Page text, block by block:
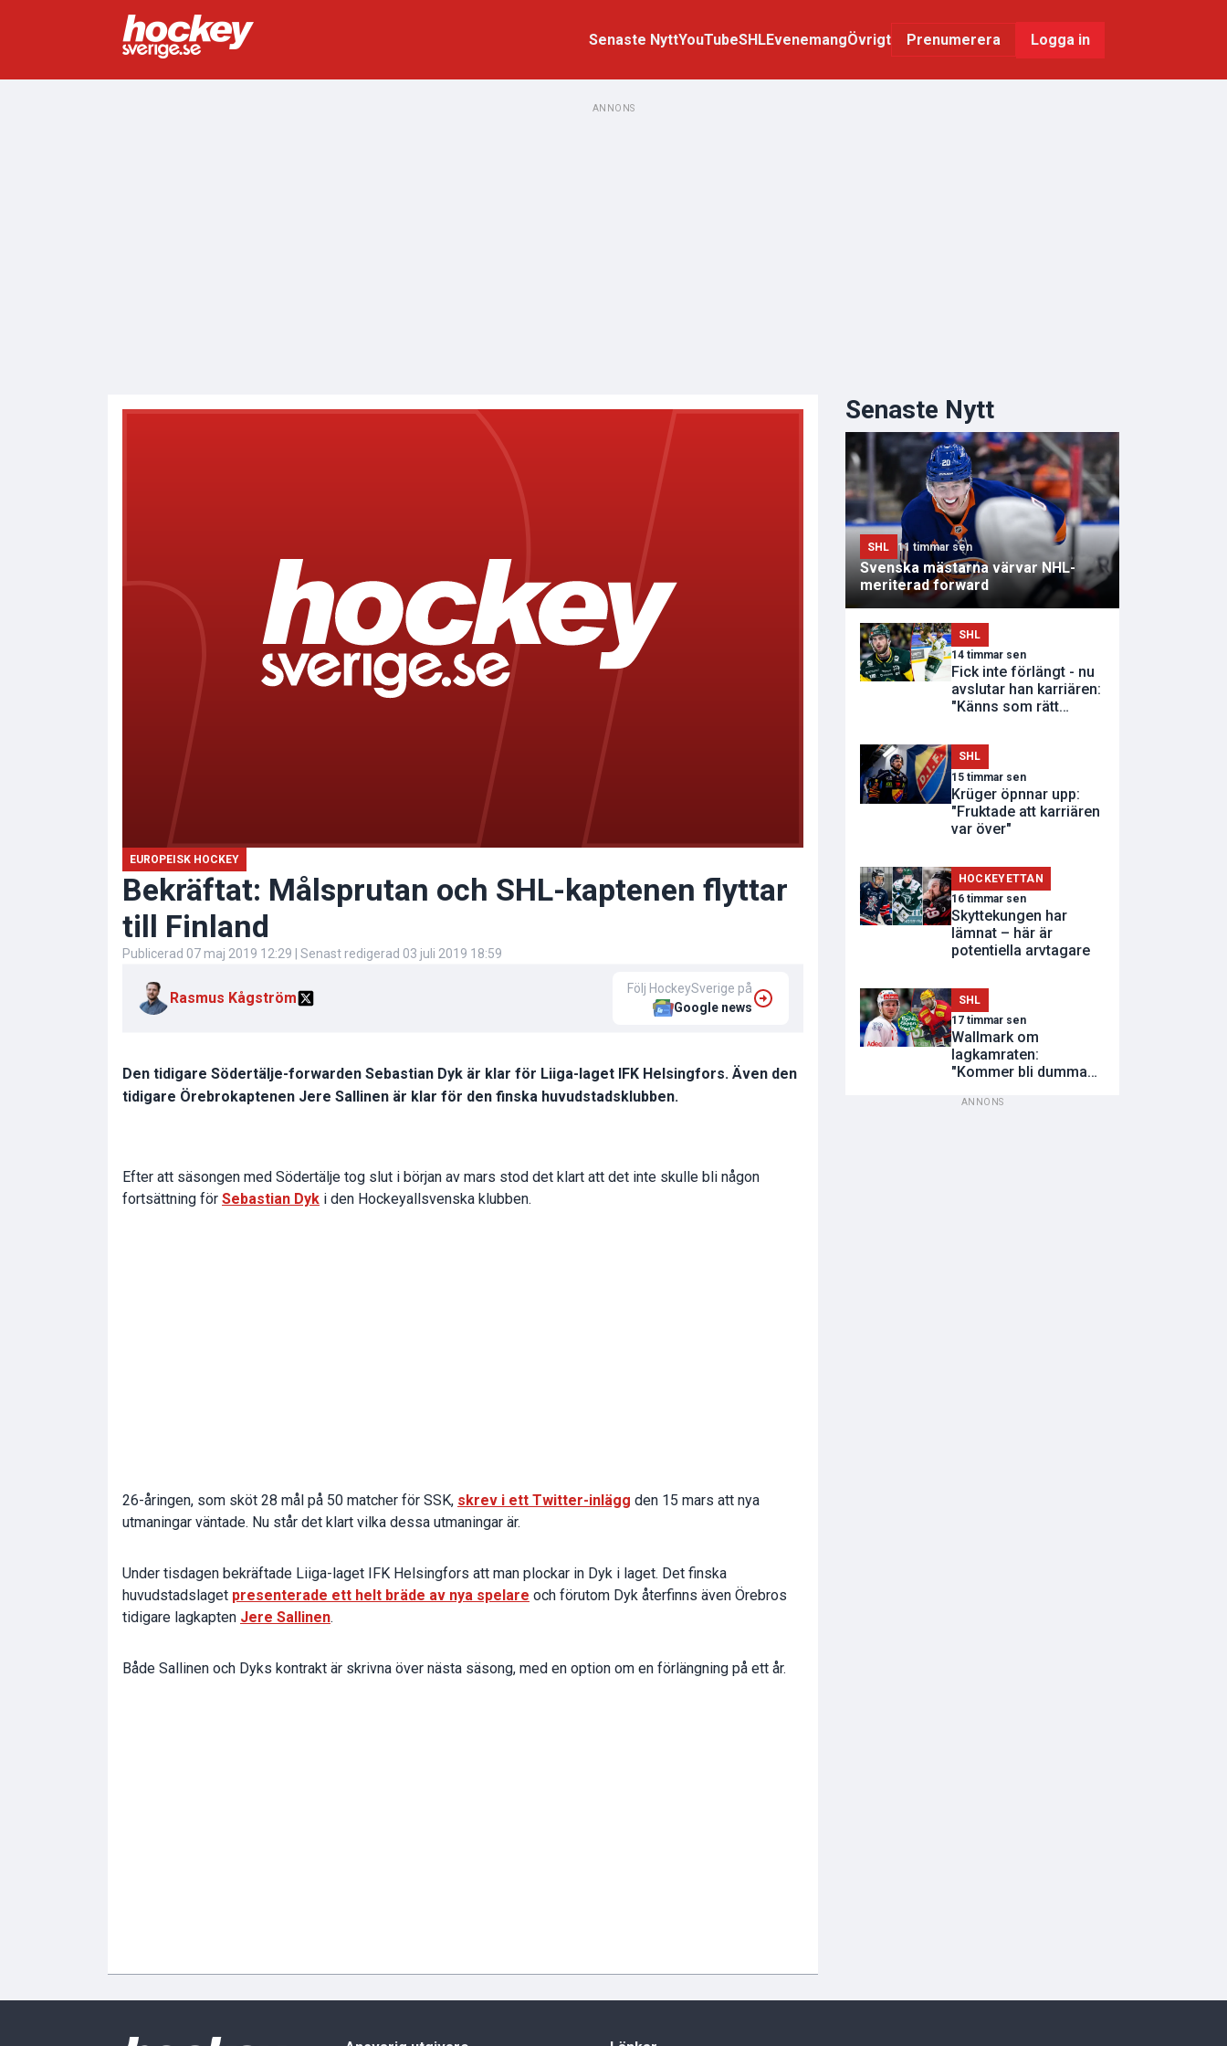
Senaste NyttYouTubeSHLEvenemangÖvrigt Prenumerera Logga in
ANNONS
EUROPEISK HOCKEY
Bekräftat: Målsprutan och SHL-kaptenen flyttar
till Finland
Publicerad 07 maj 2019 12:29 | Senast redigerad 03 juli 2019 18:59
Rasmus Kågström
Följ HockeySverige på
Google news
Den tidigare Södertälje-forwarden Sebastian Dyk är klar för Liiga-laget IFK Helsingfors. Även den
tidigare Örebrokaptenen Jere Sallinen är klar för den finska huvudstadsklubben.
Efter att säsongen med Södertälje tog slut i början av mars stod det klart att det inte skulle bli någon
fortsättning för Sebastian Dyk i den Hockeyallsvenska klubben.
26-åringen, som sköt 28 mål på 50 matcher för SSK, skrev i ett Twitter-inlägg den 15 mars att nya
utmaningar väntade. Nu står det klart vilka dessa utmaningar är.
Under tisdagen bekräftade Liiga-laget IFK Helsingfors att man plockar in Dyk i laget. Det finska
huvudstadslaget presenterade ett helt bräde av nya spelare och förutom Dyk återfinns även Örebros
tidigare lagkapten Jere Sallinen.
Både Sallinen och Dyks kontrakt är skrivna över nästa säsong, med en option om en förlängning på ett år.
Senaste Nytt
SHL 11 timmar sen
Svenska mästarna värvar NHL-
meriterad forward
SHL
14 timmar sen
Fick inte förlängt - nu
avslutar han karriären:
"Känns som rätt
SHL
15 timmar sen
Krüger öpnnar upp:
"Fruktade att karriären
var över"
HOCKEYETTAN
16 timmar sen
Skyttekungen har
lämnat – här är
potentiella arvtagare
SHL
17 timmar sen
Wallmark om
lagkamraten:
"Kommer bli dumma
ANNONS